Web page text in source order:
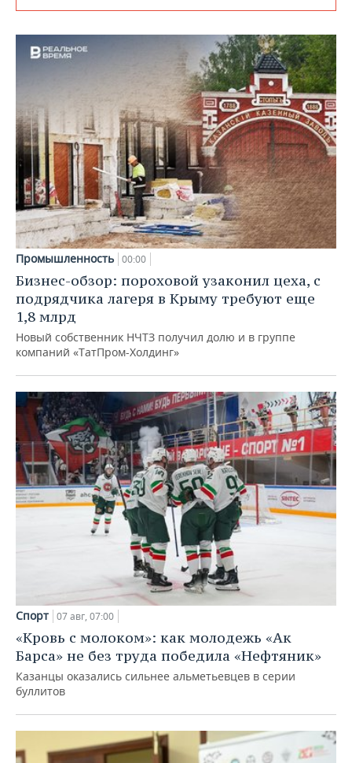
Промышленность 00:00
Бизнес-обзор: пороховой узаконил цеха, с
подрядчика лагеря в Крыму требуют еще
1,8 млрд
Новый собственник НЧТЗ получил долю и в группе
компаний «ТатПром-Холдинг»
Спорт 07 авг, 07:00
«Кровь с молоком»: как молодежь «Ак
Барса» не без труда победила «Нефтяник»
Казанцы оказались сильнее альметьевцев в серии
буллитов